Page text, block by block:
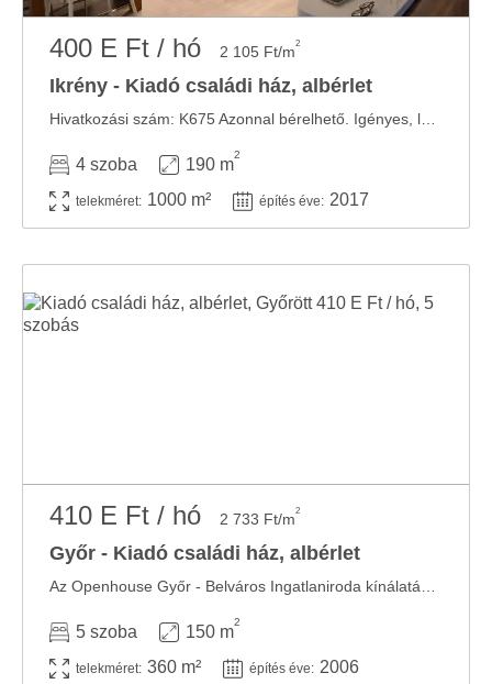
400 E Ft / hó 2 105 Ft/m2
Ikrény - Kiadó családi ház, albérlet
4 szoba 190 m
2
telekméret: 1000 m² építés éve: 2017
410 E Ft / hó 2 733 Ft/m2
Győr - Kiadó családi ház, albérlet
5 szoba 150 m
2
telekméret: 360 m² építés éve: 2006